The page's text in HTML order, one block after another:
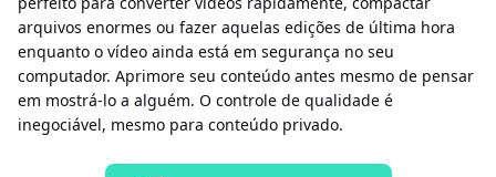
arquivos enormes ou fazer aquelas edições de última hora
enquanto o vídeo ainda está em segurança no seu
computador. Aprimore seu conteúdo antes mesmo de pensar
em mostrá-lo a alguém. O controle de qualidade é
inegociável, mesmo para conteúdo privado.